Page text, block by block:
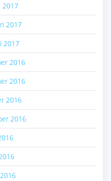
2017
2017
2017
2016
2016
2016
2016